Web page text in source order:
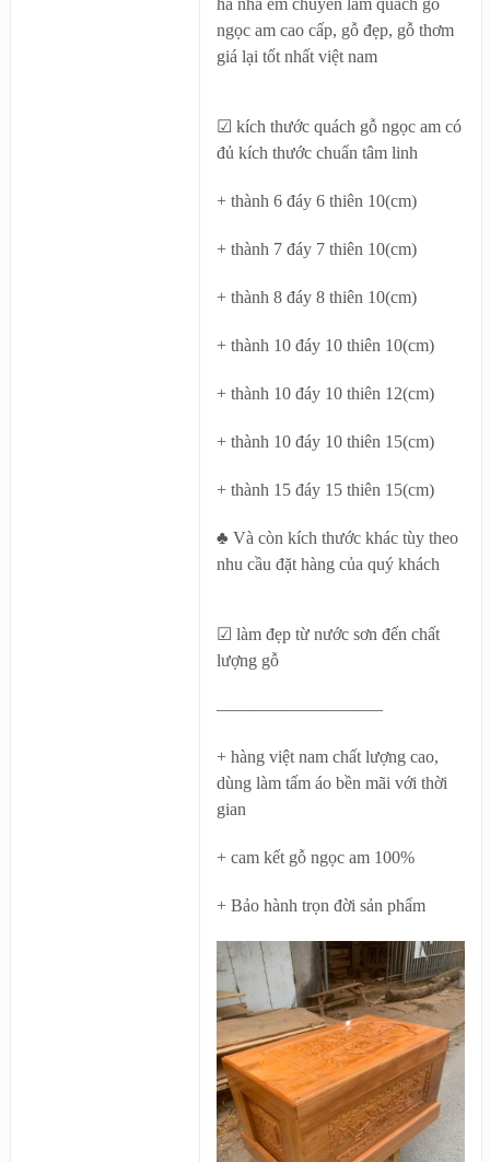
hà nhà em chuyên làm quách gỗ
ngọc am cao cấp, gỗ đẹp, gỗ thơm
giá lại tốt nhất việt nam
☑ kích thước quách gỗ ngọc am có
đủ kích thước chuẩn tâm linh
+ thành 6 đáy 6 thiên 10(cm)
+ thành 7 đáy 7 thiên 10(cm)
+ thành 8 đáy 8 thiên 10(cm)
+ thành 10 đáy 10 thiên 10(cm)
+ thành 10 đáy 10 thiên 12(cm)
+ thành 10 đáy 10 thiên 15(cm)
+ thành 15 đáy 15 thiên 15(cm)
♣ Và còn kích thước khác tùy theo
nhu cầu đặt hàng của quý khách
☑ làm đẹp từ nước sơn đến chất
lượng gỗ
—————————–
+ hàng việt nam chất lượng cao,
dùng làm tấm áo bền mãi với thời
gian
+ cam kết gỗ ngọc am 100%
+ Bảo hành trọn đời sản phẩm